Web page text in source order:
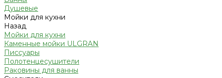
Душевые
Мойки для кухни
Назад
Мойки для кухни
Каменные мойки ULGRAN
Писсуары
Полотенцесушители
Раковины для ванны